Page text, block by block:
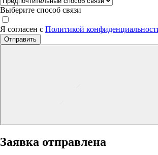
Выберите способ связи
Я согласен с Политикой
Отправить
Заявка отправлена